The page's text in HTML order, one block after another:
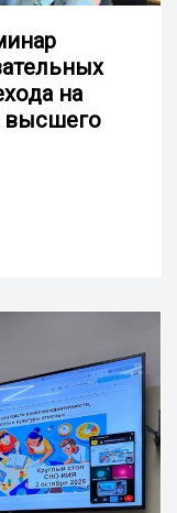
на
высшего